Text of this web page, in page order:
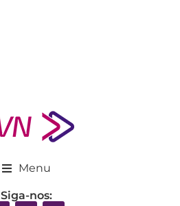
Menu
Siga-nos: